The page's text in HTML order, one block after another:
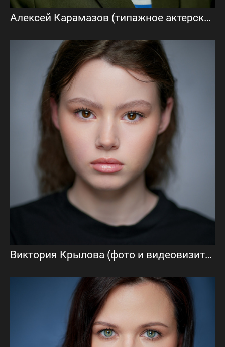
Алексей Карамазов (типажное актерское портфолио)
Виктория Крылова (фото и видеовизитка)